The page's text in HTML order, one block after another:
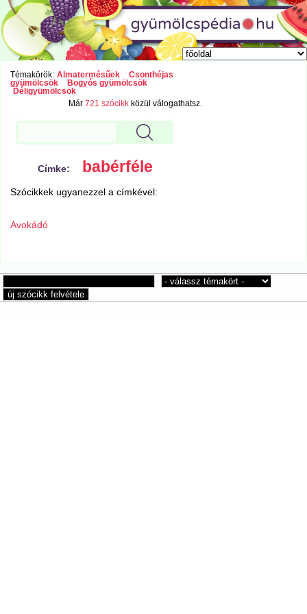
Témakörök: Almatermésűek
Csonthéjas
gyümölcsök
Bogyós gyümölcsök
Déligyümölcsök
Már721 szócikk közül válogathatsz.
Címke: babérféle
Szócikkek ugyanezzel a címkével:
Avokádó